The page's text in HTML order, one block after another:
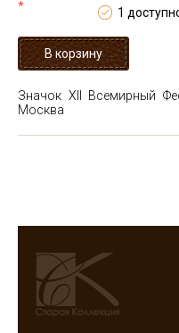
*
1
Значок XII Всемирный
Москва